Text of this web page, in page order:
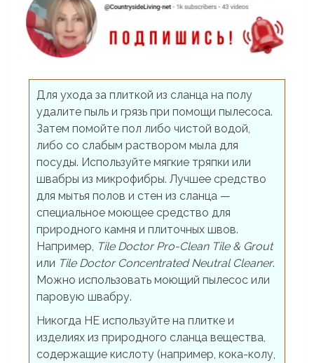
Для ухода за плиткой из сланца на полу
удалите пыль и грязь при помощи пылесоса.
Затем помойте пол либо чистой водой,
либо со слабым раствором мыла для
посуды. Используйте мягкие тряпки или
швабры из микрофибры. Лучшее средство
для мытья полов и стен из сланца —
специальное моющее средство для
природного камня и плиточных швов.
Например, Tile Doctor Pro-Clean Tile & Grout
или Tile Doctor Concentrated Neutral Cleaner.
Можно использовать моющий пылесос или
паровую швабру.
Никогда НЕ используйте на плитке и
изделиях из природного сланца вещества,
содержащие кислоту (например, кока-колу,